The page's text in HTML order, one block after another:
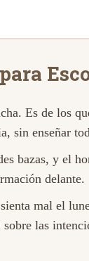
Es de los
sin enseñar
bazas, y el
delante.
mal el
las